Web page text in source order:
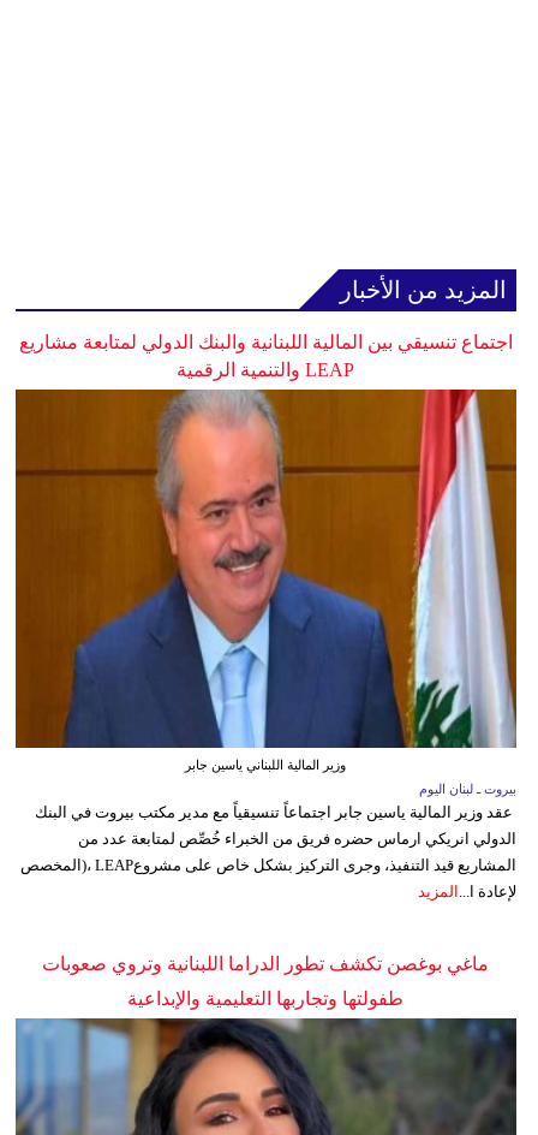
المزيد من الأخبار
اجتماع تنسيقي بين المالية اللبنانية والبنك الدولي لمتابعة مشاريع
LEAP والتنمية الرقمية
وزير المالية اللبناني ياسين جابر
بيروت ـ لبنان اليوم
عقد وزير المالية ياسين جابر اجتماعاً تنسيقياً مع مدير مكتب بيروت في البنك
الدولي انريكي ارماس حضره فريق من الخبراء خُصِّص لمتابعة عدد من
المشاريع قيد التنفيذ، وجرى التركيز بشكل خاص على مشروعLEAP ،(المخصص
لإعادة ا...
المزيد
ماغي بوغصن تكشف تطور الدراما اللبنانية وتروي صعوبات
طفولتها وتجاربها التعليمية والإبداعية